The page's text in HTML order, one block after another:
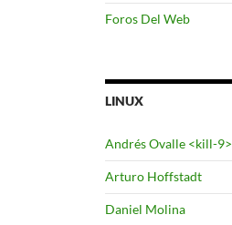
Foros Del Web
LINUX
Andrés Ovalle <kill-9>
Arturo Hoffstadt
Daniel Molina